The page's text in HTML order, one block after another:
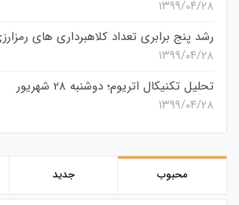
۱۳۹۹/۰۴/۲۸
رشد پنج برابری تعداد کلاهبرداری های
۱۳۹۹/۰۴/۲۸
تحلیل تکنیکال اتریوم؛ دوشنبه 28 شهریور
۱۳۹۹/۰۴/۲۸
محبوب جدید